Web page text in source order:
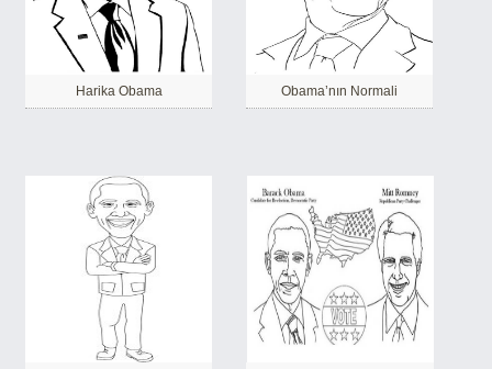
Harika Obama Obama’nın Normali